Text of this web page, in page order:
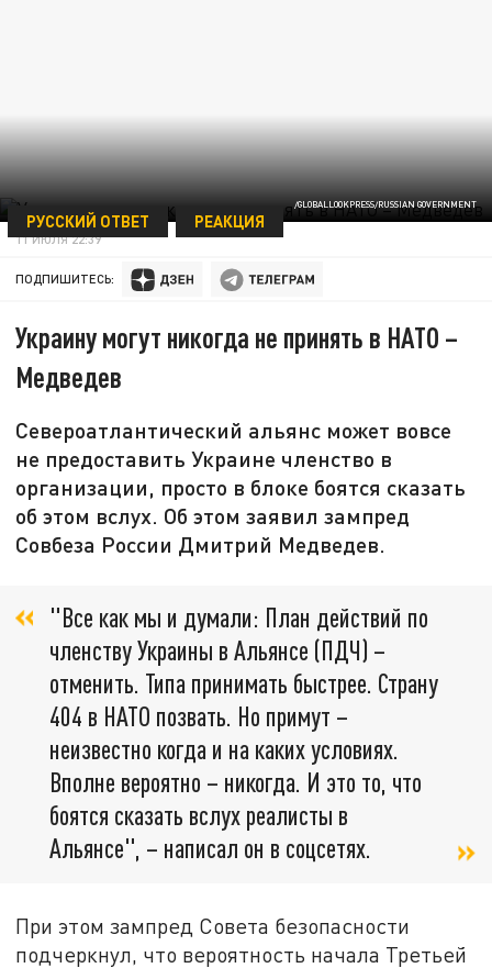
/GLOBALLOOKPRESS/RUSSIAN GOVERNMENT
РУССКИЙ ОТВЕТ РЕАКЦИЯ
11 ИЮЛЯ 22:39
ПОДПИШИТЕСЬ:
Украину могут никогда не принять в НАТО –
Медведев
Североатлантический альянс может вовсе
не предоставить Украине членство в
организации, просто в блоке боятся сказать
об этом вслух. Об этом заявил зампред
Совбеза России Дмитрий Медведев.
"Все как мы и думали: План действий по
членству Украины в Альянсе (ПДЧ) –
отменить. Типа принимать быстрее. Страну
404 в НАТО позвать. Но примут –
неизвестно когда и на каких условиях.
Вполне вероятно – никогда. И это то, что
боятся сказать вслух реалисты в
Альянсе", – написал он в соцсетях.
При этом зампред Совета безопасности
подчеркнул, что вероятность начала Третьей